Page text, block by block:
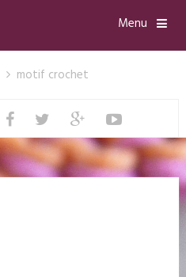
Menu
motif crochet